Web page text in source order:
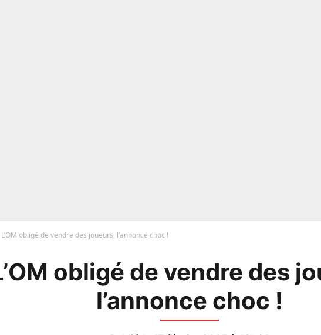
L’OM obligé de vendre des joueurs, l’annonce choc !
obligé de vendre des
l’annonce choc !